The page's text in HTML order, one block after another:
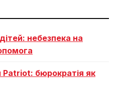
небезпека на
Patriot: бюрократія як